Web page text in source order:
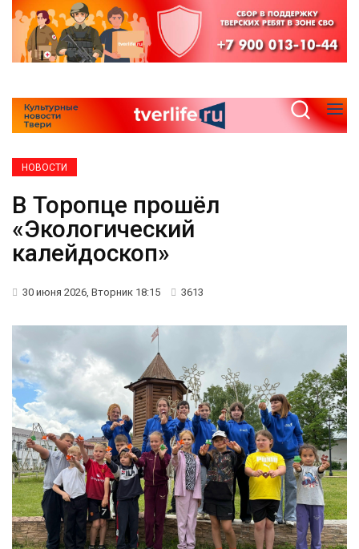
НОВОСТИ
В Торопце прошёл
«Экологический
калейдоскоп»
30 июня 2026, Вторник 18:15 3613